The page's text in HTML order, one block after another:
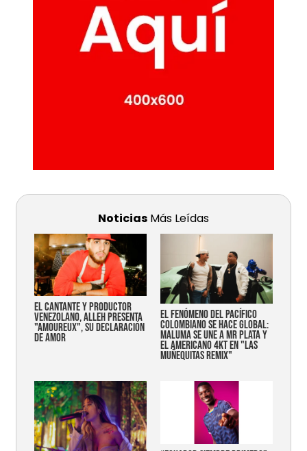
Noticias Más Leídas
EL CANTANTE Y PRODUCTOR
VENEZOLANO, ALLEH PRESENTA
"AMOUREUX", SU DECLARACIÓN
DE AMOR
EL FENÓMENO DEL PACÍFICO
COLOMBIANO SE HACE GLOBAL:
MALUMA SE UNE A MR PLATA Y
EL AMERICANO 4KT EN "LAS
MUÑEQUITAS REMIX"